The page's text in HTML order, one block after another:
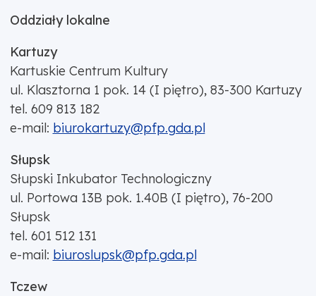
Oddziały lokalne
Kartuzy
Kartuskie Centrum Kultury
ul. Klasztorna 1 pok. 14 (I piętro), 83-300 Kartuzy
tel. 609 813 182
e-mail: biurokartuzy@pfp.gda.pl
Słupsk
Słupski Inkubator Technologiczny
ul. Portowa 13B pok. 1.40B (I piętro), 76-200
Słupsk
tel. 601 512 131
e-mail: biuroslupsk@pfp.gda.pl
Tczew